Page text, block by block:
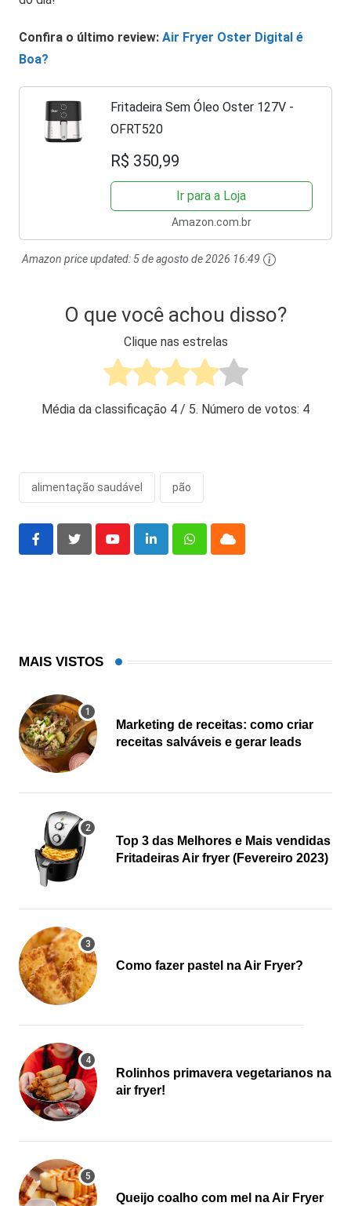
Confira o último review: Air Fryer Oster Digital é
Boa?
Fritadeira Sem Óleo Oster 127V -
OFRT520
R$ 350,99
Ir para a Loja
Amazon.com.br
Amazon price updated: 5 de agosto de 2026 16:49
O que você achou disso?
Clique nas estrelas
Média da classificação 4 / 5. Número de votos: 4
alimentação saudável pão
YoutubeLinkedInWhatsappCloud
MAIS VISTOS
Marketing de receitas: como criar
receitas salváveis e gerar leads
Top 3 das Melhores e Mais vendidas
Fritadeiras Air fryer (Fevereiro 2023)
Como fazer pastel na Air Fryer?
Rolinhos primavera vegetarianos na
air fryer!
Queijo coalho com mel na Air Fryer